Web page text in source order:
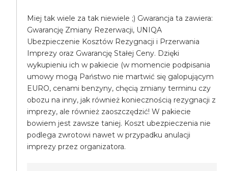
Miej tak wiele za tak niewiele ;) Gwarancja ta zawiera:
Gwarancję Zmiany Rezerwacji, UNIQA
Ubezpieczenie Kosztów Rezygnacji i Przerwania
Imprezy oraz Gwarancję Stałej Ceny. Dzięki
wykupieniu ich w pakiecie (w momencie podpisania
umowy mogą Państwo nie martwić się galopującym
EURO, cenami benzyny, chęcią zmiany terminu czy
obozu na inny, jak również koniecznością rezygnacji z
imprezy, ale również zaoszczędzić! W pakiecie
bowiem jest zawsze taniej. Koszt ubezpieczenia nie
podlega zwrotowi nawet w przypadku anulacji
imprezy przez organizatora.